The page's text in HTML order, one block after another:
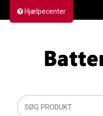
Hjælpecenter